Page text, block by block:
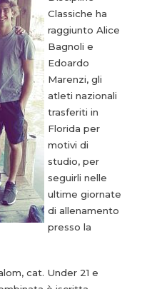
Classiche ha
raggiunto Alice
Bagnoli e
Edoardo
Marenzi, gli
atleti nazionali
trasferiti in
Florida per
motivi di
studio, per
seguirli nelle
ultime giornate
di allenamento
presso la
cat. Under 21 e